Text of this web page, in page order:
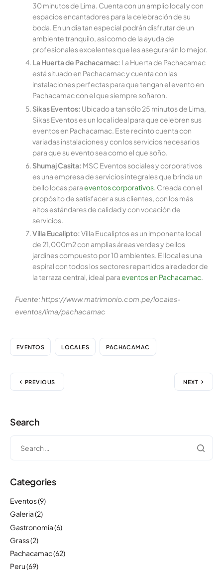
30 minutos de Lima. Cuenta con un amplio local y con
espacios encantadores para la celebración de su
boda. En un día tan especial podrán disfrutar de un
ambiente tranquilo, así como de la ayuda de
profesionales excelentes que les asegurarán lo mejor.
La Huerta de Pachacamac: La Huerta de Pachacamac
está situado en Pachacamac y cuenta con las
instalaciones perfectas para que tengan el evento en
Pachacamac con el que siempre soñaron.
Sikas Eventos: Ubicado a tan sólo 25 minutos de Lima,
Sikas Eventos es un local ideal para que celebren sus
eventos en Pachacamac. Este recinto cuenta con
variadas instalaciones y con los servicios necesarios
para que su evento sea como el que soño.
Shumaj Casita: MSC Eventos sociales y corporativos
es una empresa de servicios integrales que brinda un
bello locas paraeventos corporativos. Creada con el
propósito de satisfacer a sus clientes, con los más
altos estándares de calidad y con vocación de
servicios.
Villa Eucalipto:Villa Eucaliptos es un imponente local
de 21,000m2 con amplias áreas verdes y bellos
jardines compuesto por 10 ambientes. El local es una
espiral con todos los sectores repartidos alrededor de
la terraza central, ideal paraeventos en Pachacamac.
Fuente: https://www.matrimonio.com.pe/locales-
eventos/lima/pachacamac
EVENTOS LOCALES PACHACAMAC
PREVIOUS NEXT
Search
Categories
Eventos(9)
Galeria(2)
Gastronomía(6)
Grass(2)
Pachacamac(62)
Peru(69)